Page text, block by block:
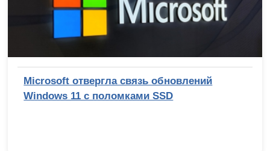
Microsoft отвергла связь обновлений
Windows 11 с поломками SSD